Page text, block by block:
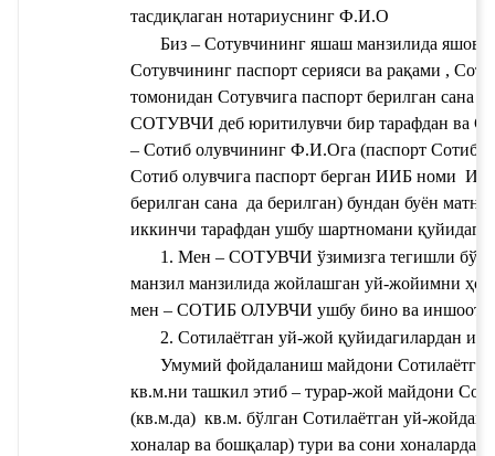
тасдиқлаган нотариуснинг Ф.И.О
Биз – Сотувчининг яшаш манзилида
Сотувчининг паспорт серияси ва рақами ,
томонидан Сотувчига паспорт берилган сана
СОТУВЧИ деб юритилувчи бир тарафдан ва
– Сотиб олувчининг Ф.И.Ога (паспорт Сотиб
Сотиб олувчига паспорт берган ИИБ номи
берилган сана да берилган) бундан буён
иккинчи тарафдан ушбу шартномани
1. Мен – СОТУВЧИ ўзимизга тегишли
манзил манзилида жойлашган уй-жойимни
мен – СОТИБ ОЛУВЧИ ушбу бино ва
2. Сотилаётган уй-жой қуйидагилардан
Умумий фойдаланиш майдони
кв.м.ни ташкил этиб – турар-жой майдони
(кв.м.да) кв.м. бўлган Сотилаётган уй-
хоналар ва бошқалар) тури ва сони хоналардан